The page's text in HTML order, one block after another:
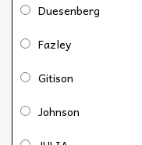
Duesenberg
Fazley
Gitison
Johnson